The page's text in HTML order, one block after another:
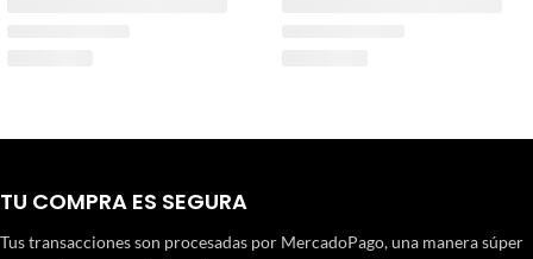
TU COMPRA ES SEGURA
Tus transacciones son procesadas por MercadoPago, una manera súper